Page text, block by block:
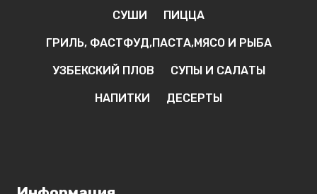
СУШИ ПИЦЦА
ГРИЛЬ, ФАСТФУД,ПАСТА,МЯСО И РЫБА
УЗБЕКСКИЙ ПЛОВ СУПЫ И САЛАТЫ
НАПИТКИ ДЕСЕРТЫ